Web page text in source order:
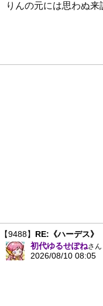
りんの元には思わぬ
【9488】 RE:《ハーデス》
初代ゆるせぽねさん
2026/08/10 08:05